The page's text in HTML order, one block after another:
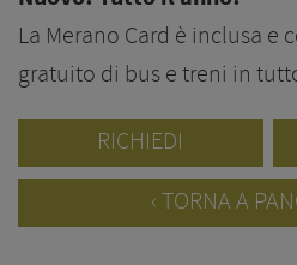
La Merano Card è inclusa e
gratuito di bus e treni in
RICHIEDI
TORNA A